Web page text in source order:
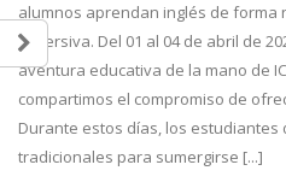
alumnos aprendan inglés de forma
inmersiva. Del 01 al 04 de abril de
aventura educativa de la mano de
compartimos el compromiso de
Durante estos días, los estudiantes
tradicionales para sumergirse [...]